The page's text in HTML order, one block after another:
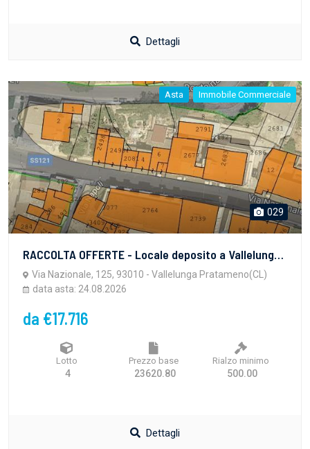
Dettagli
Asta Immobile Commerciale
029
RACCOLTA OFFERTE - Locale deposito a Vallelunga Pratameno (CL), Via Nazionale 125/c - LOTTO 4 - vendita telematica sulla piattaforma www.gobidreal.it n.32408.4
Via Nazionale, 125, 93010 - Vallelunga Pratameno(CL)
data asta: 24.08.2026
da €17.716
Lotto
4
Prezzo base
23620.80
Rialzo minimo
500.00
Dettagli